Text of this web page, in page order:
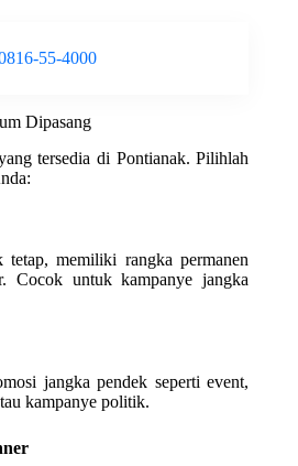
55-4000
Dipasang
tersedia di Pontianak. Pilihlah
memiliki rangka permanen
Cocok untuk kampanye jangka
jangka pendek seperti event,
kampanye politik.